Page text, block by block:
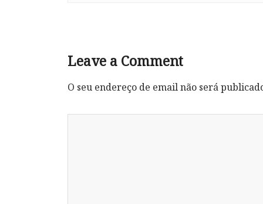
Leave a Comment
O seu endereço de email não será